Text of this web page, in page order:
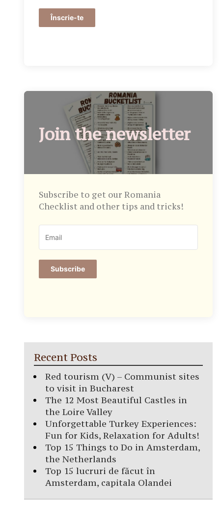
Înscrie-te
Join the newsletter
Subscribe to get our Romania
Checklist and other tips and tricks!
Subscribe
Recent Posts
Red tourism (V) – Communist sites
to visit in Bucharest
The 12 Most Beautiful Castles in
the Loire Valley
Unforgettable Turkey Experiences:
Fun for Kids, Relaxation for Adults!
Top 15 Things to Do in Amsterdam,
the Netherlands
Top 15 lucruri de făcut în
Amsterdam, capitala Olandei